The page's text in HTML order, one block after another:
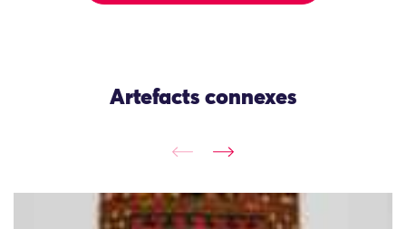
Artefacts connexes